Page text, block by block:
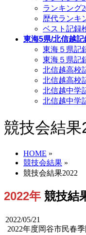
ランキング
歴代ランキ
ベスト記録
東海5県/北信越記
東海５県記
東海５県記
北信越高校
北信越高校
北信越中学
北信越中学
競技会結果
HOME »
競技会結果 »
競技会結果2022
2022年 競技結
2022/05/21
2022年度岡谷市民春